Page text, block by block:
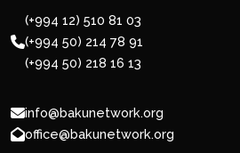
(+994 12) 510 81 03
(+994 50) 214 78 91
(+994 50) 218 16 13
info@bakunetwork.org
office@bakunetwork.org